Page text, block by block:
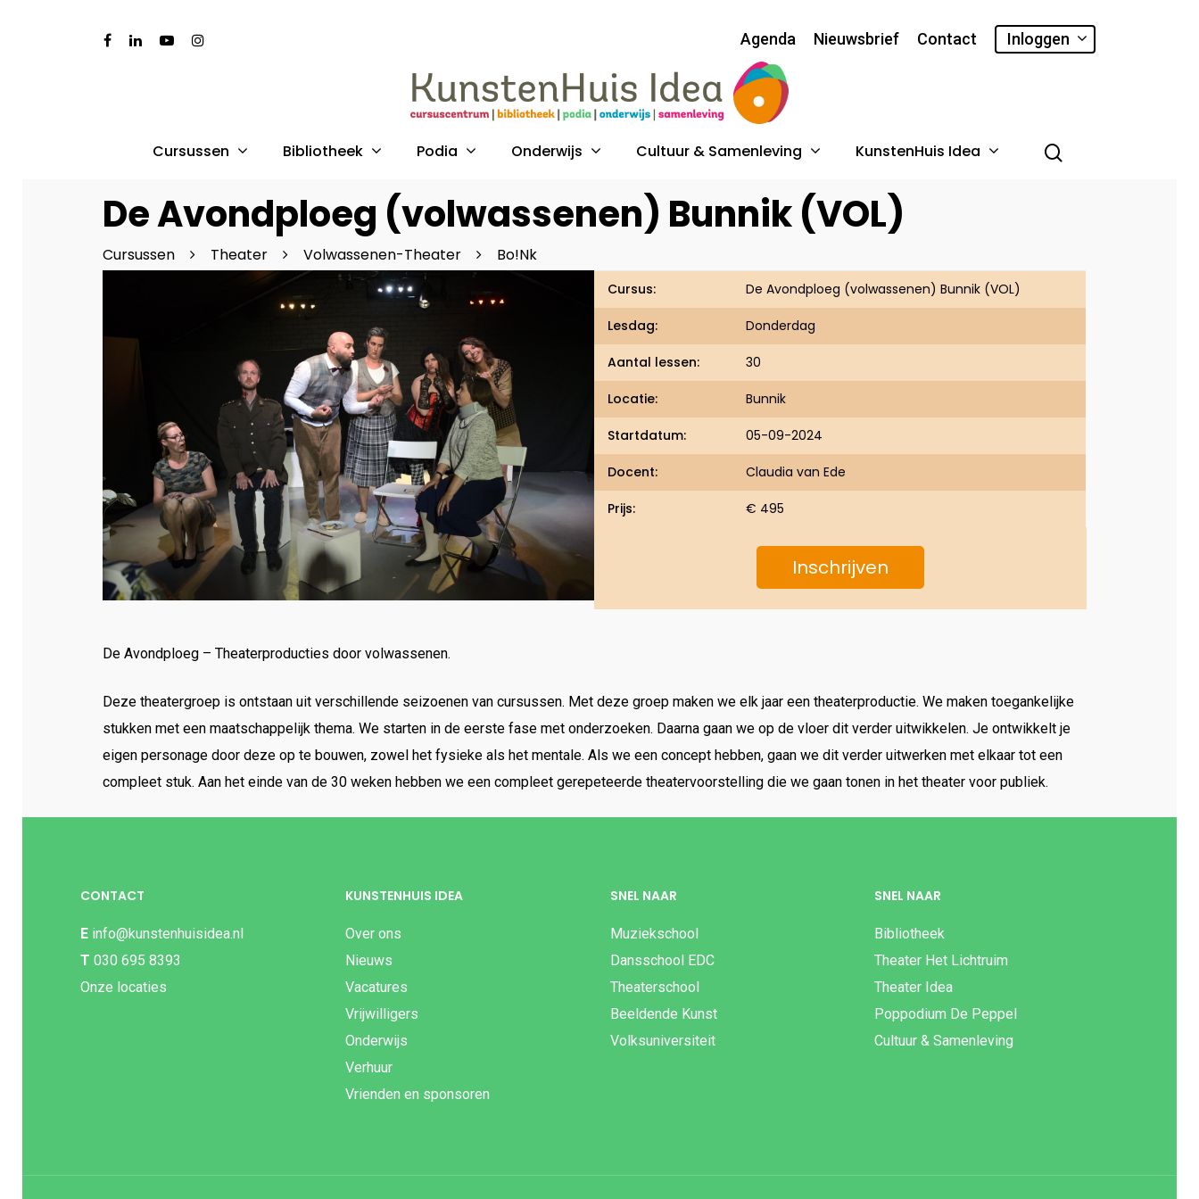
Agenda Nieuwsbrief Contact Inloggen
Druk op Enter om te starten met zoeken of druk op ESC om te sluiten
Cursussen Bibliotheek Podia Onderwijs Cultuur & Samenleving KunstenHuis Idea
De Avondploeg (volwassenen) Bunnik (VOL)
Cursussen Theater Volwassenen-Theater Bo!nk
Cursus: De Avondploeg (volwassenen) Bunnik (VOL)
Lesdag: Donderdag
Aantal lessen: 30
Locatie: Bunnik
Startdatum: 05-09-2024
Docent: Claudia van Ede
Prijs: € 495
Inschrijven
De Avondploeg – Theaterproducties door volwassenen.
Deze theatergroep is ontstaan uit verschillende seizoenen van cursussen. Met deze groep maken we elk jaar een theaterproductie. We maken toegankelijke
stukken met een maatschappelijk thema. We starten in de eerste fase met onderzoeken. Daarna gaan we op de vloer dit verder uitwikkelen. Je ontwikkelt je
eigen personage door deze op te bouwen, zowel het fysieke als het mentale. Als we een concept hebben, gaan we dit verder uitwerken met elkaar tot een
compleet stuk. Aan het einde van de 30 weken hebben we een compleet gerepeteerde theatervoorstelling die we gaan tonen in het theater voor publiek.
CONTACT
E info@kunstenhuisidea.nl
T 030 695 8393
Onze locaties
KUNSTENHUIS IDEA
Over ons
Nieuws
Vacatures
Vrijwilligers
Onderwijs
Verhuur
Vrienden en sponsoren
SNEL NAAR
Muziekschool
Dansschool EDC
Theaterschool
Beeldende Kunst
Volksuniversiteit
SNEL NAAR
Bibliotheek
Theater Het Lichtruim
Theater Idea
Poppodium De Peppel
Cultuur & Samenleving